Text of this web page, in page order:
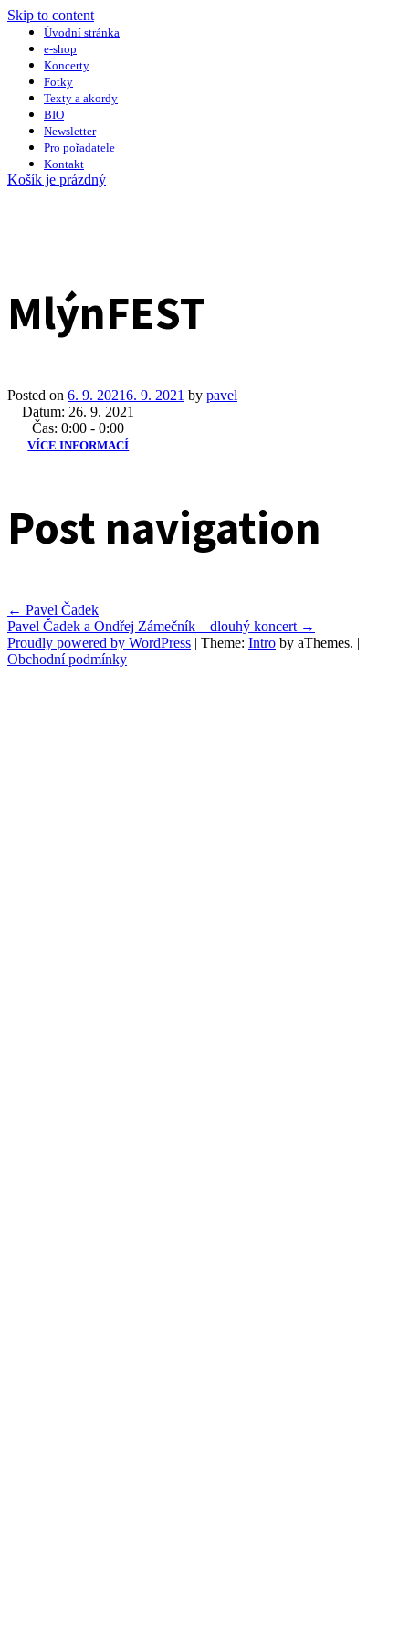
Skip to content
Úvodní stránka
e-shop
Koncerty
Fotky
Texty a akordy
BIO
Newsletter
Pro pořadatele
Kontakt
Košík je prázdný
MlýnFEST
Posted on 6. 9. 20216. 9. 2021 by pavel
Datum: 26. 9. 2021
Čas:0:00 - 0:00
VÍCE INFORMACÍ
Post navigation
← Pavel Čadek
Pavel Čadek a Ondřej Zámečník – dlouhý koncert →
Proudly powered by WordPress | Theme: Intro by aThemes. |
Obchodní podmínky